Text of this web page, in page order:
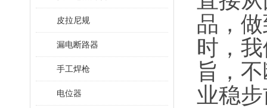
皮拉尼规
漏电断路器
手工焊枪
电位器
品，
时，
旨，
业稳